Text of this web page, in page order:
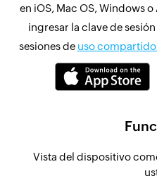
en iOS, Mac OS, Windows
ingresar la clave de
sesiones de uso compartido
Vista del dispositivo